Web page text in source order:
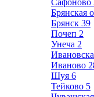
Сафоново
Брянская
Брянск 39
Почеп 2
Унеча 2
Иваново
Шуя 6
Тейково 5